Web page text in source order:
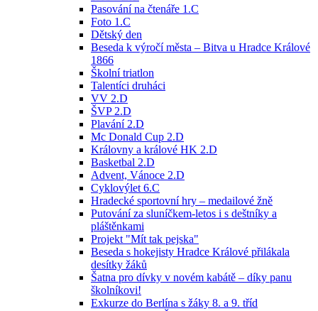
Pasování na čtenáře 1.C
Foto 1.C
Dětský den
Beseda k výročí města – Bitva u Hradce Králové
1866
Školní triatlon
Talentíci druháci
VV 2.D
ŠVP 2.D
Plavání 2.D
Mc Donald Cup 2.D
Královny a králové HK 2.D
Basketbal 2.D
Advent, Vánoce 2.D
Cyklovýlet 6.C
Hradecké sportovní hry – medailové žně
Putování za sluníčkem-letos i s deštníky a
pláštěnkami
Projekt "Mít tak pejska"
Beseda s hokejisty Hradce Králové přilákala
desítky žáků
Šatna pro dívky v novém kabátě – díky panu
školníkovi!
Exkurze do Berlína s žáky 8. a 9. tříd